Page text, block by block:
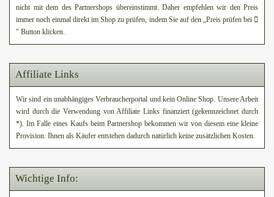
nicht mit dem des Partnershops übereinstimmt. Daher empfehlen wir den Preis
immer noch einmal direkt im Shop zu prüfen, indem Sie auf den „Preis prüfen bei
" Button klicken.
Affiliate Links
Wir sind ein unabhängiges Verbraucherportal und kein Online Shop. Unsere Arbeit
wird durch die Verwendung von Affiliate Links finanziert (gekennzeichnet durch
*). Im Falle eines Kaufs beim Partnershop bekommen wir von diesem eine kleine
Provision. Ihnen als Käufer entstehen dadurch natürlich keine zusätzlichen Kosten.
Wichtige Info: